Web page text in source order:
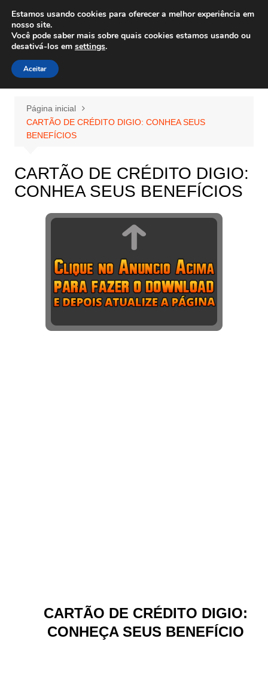
para
conteúdo
Wiley Wales
corais algas e vida marinha
Página inicial
CARTÃO DE CRÉDITO DIGIO: CONHEA SEUS
BENEFÍCIOS
CARTÃO DE CRÉDITO DIGIO:
CONHEA SEUS BENEFÍCIOS
CARTÃO DE CRÉDITO DIGIO:
CONHEÇA SEUS BENEFÍCIO
Estamos usando cookies para oferecer a melhor experiência em
nosso site.
Você pode saber mais sobre quais cookies estamos usando ou
desativá-los em settings.
Aceitar